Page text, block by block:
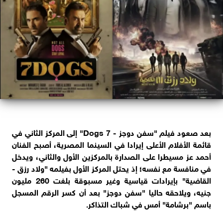
بعد صعود فيلم "سفن دوجز - 7 Dogs" إلى المركز الثاني في
قائمة الأفلام الأعلى إيرادا في السينما المصرية، أصبح الفنان
أحمد عز مسيطرا على الصدارة بالمركزين الأول والثاني، ويدخل
في منافسة مع نفسه؛ إذ يحتل المركز الأول بفيلمه "ولاد رزق -
القاضية" بإيرادات قياسية وغير مسبوقة بلغت 260 مليون
جنيه، ويلاحقه حاليا "سفن دوجز" بعد أن كسر الرقم المسجل
باسم "برشامة" أمس في شباك التذاكر.